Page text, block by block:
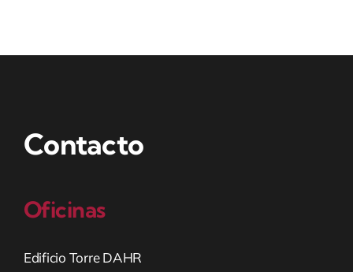
Contacto
Oficinas
Edificio Torre DAHR